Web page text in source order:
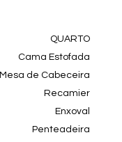
QUARTO
Cama Estofada
Mesa de Cabeceira
Recamier
Enxoval
Penteadeira